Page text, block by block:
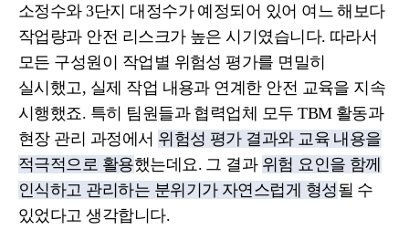
소정수와 3단지 대정수가 예정되어 있어 여느 해보다
작업량과 안전 리스크가 높은 시기였습니다. 따라서
모든 구성원이 작업별 위험성 평가를 면밀히
실시했고, 실제 작업 내용과 연계한 안전 교육을 지속
시행했죠. 특히 팀원들과 협력업체 모두 TBM 활동과
현장 관리 과정에서 위험성 평가 결과와 교육 내용을
적극적으로 활용했는데요. 그 결과 위험 요인을 함께
인식하고 관리하는 분위기가 자연스럽게 형성될 수
있었다고 생각합니다.